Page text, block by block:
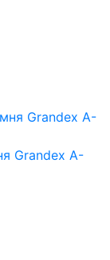
Grandex A-